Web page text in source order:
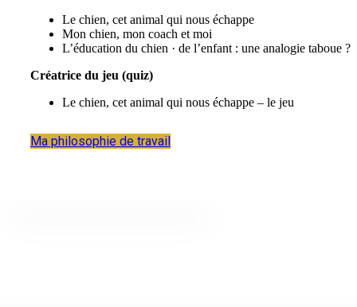
Le chien, cet animal qui nous échappe
Mon chien, mon coach et moi
L’éducation du chien · de l’enfant : une analogie taboue ?
Créatrice du jeu (quiz)
Le chien, cet animal qui nous échappe – le jeu
Ma philosophie de travail